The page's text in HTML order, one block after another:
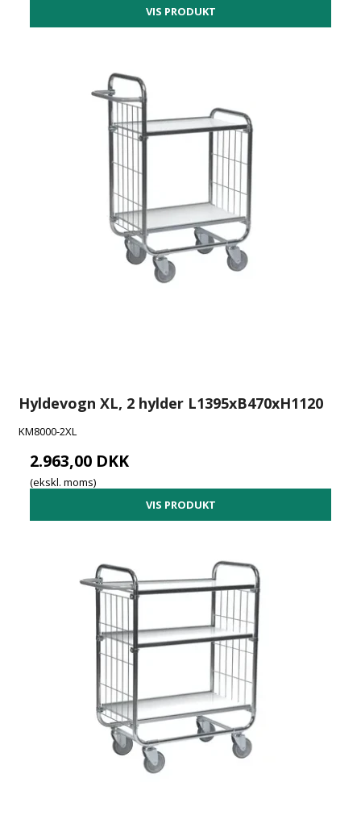
VIS PRODUKT
Hyldevogn XL, 2 hylder L1395xB470xH1120
KM8000-2XL
2.963,00 DKK
(ekskl. moms)
VIS PRODUKT